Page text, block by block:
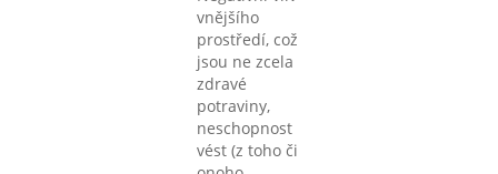
vnějšího
prostředí, což
jsou ne zcela
zdravé
potraviny,
neschopnost
vést (z toho či